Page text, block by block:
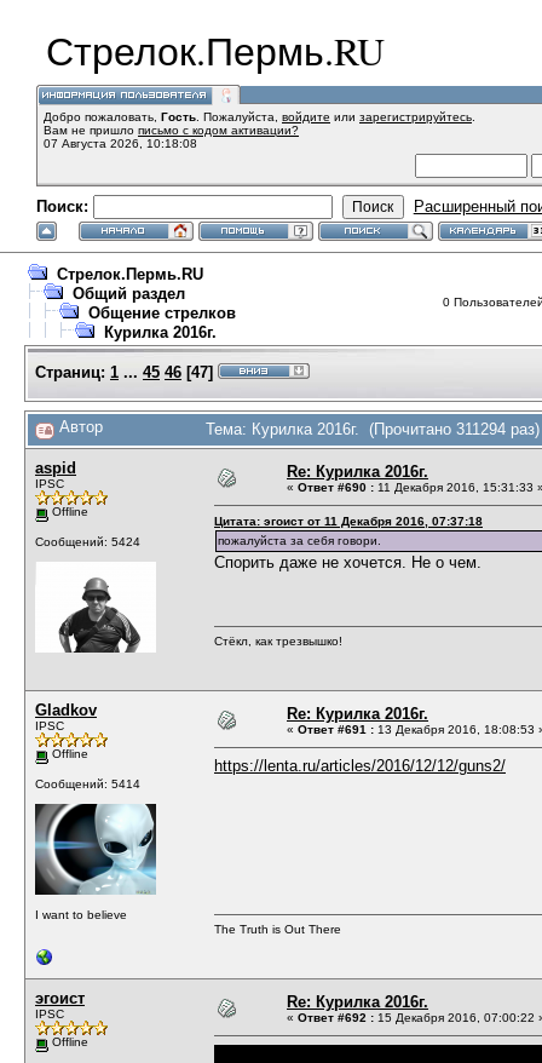
Стрелок.Пермь.RU
Добро пожаловать, Гость . Пожалуйста, войдите или зарегистрируйтесь
Вам не пришло письмо с кодом активации?
07 Августа 2026, 10:18:08
Поиск: Расширенный
Стрелок.Пермь.RU
Общий раздел
Общение стрелков
Курилка 2016г.
0
Страниц: 1 ... 45 46 [47]
Автор Тема: Курилка 2016г. (Прочитано 311294 раз)
aspid
IPSC
Offline
Сообщений: 5424
Re: Курилка 2016г.
« Ответ #690 : 11 Декабря 2016, 15:31:33
Цитата: эгоист от 11 Декабря 2016, 07:37:18
пожалуйста за себя говори.
Спорить даже не хочется. Не о чем.
Стёкл, как трезвышко!
Gladkov
IPSC
Offline
Сообщений: 5414
I want to believe
Re: Курилка 2016г.
« Ответ #691 : 13 Декабря 2016, 18:08:53
https://lenta.ru/articles/2016/12/12/guns2/
The Truth is Out There
эгоист
IPSC
Offline
Re: Курилка 2016г.
« Ответ #692 : 15 Декабря 2016, 07:00:22